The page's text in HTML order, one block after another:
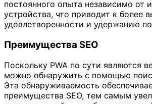
постоянного опыта независимо от
устройства, что приводит к более
удовлетворенности и удержанию
Преимущества SEO
Поскольку PWA по сути являются
можно обнаружить с помощью
Эта обнаруживаемость
преимущества SEO, тем самым